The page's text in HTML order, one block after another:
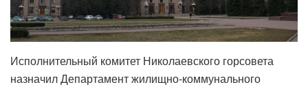
Исполнительный комитет Николаевского горсовета
назначил Департамент жилищно-коммунального